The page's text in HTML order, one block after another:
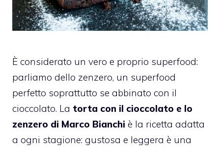
È considerato un vero e proprio superfood:
parliamo dello zenzero, un superfood
perfetto soprattutto se abbinato con il
cioccolato. La torta con il cioccolato e lo
zenzero di Marco Bianchi è la ricetta adatta
a ogni stagione: gustosa e leggera è una